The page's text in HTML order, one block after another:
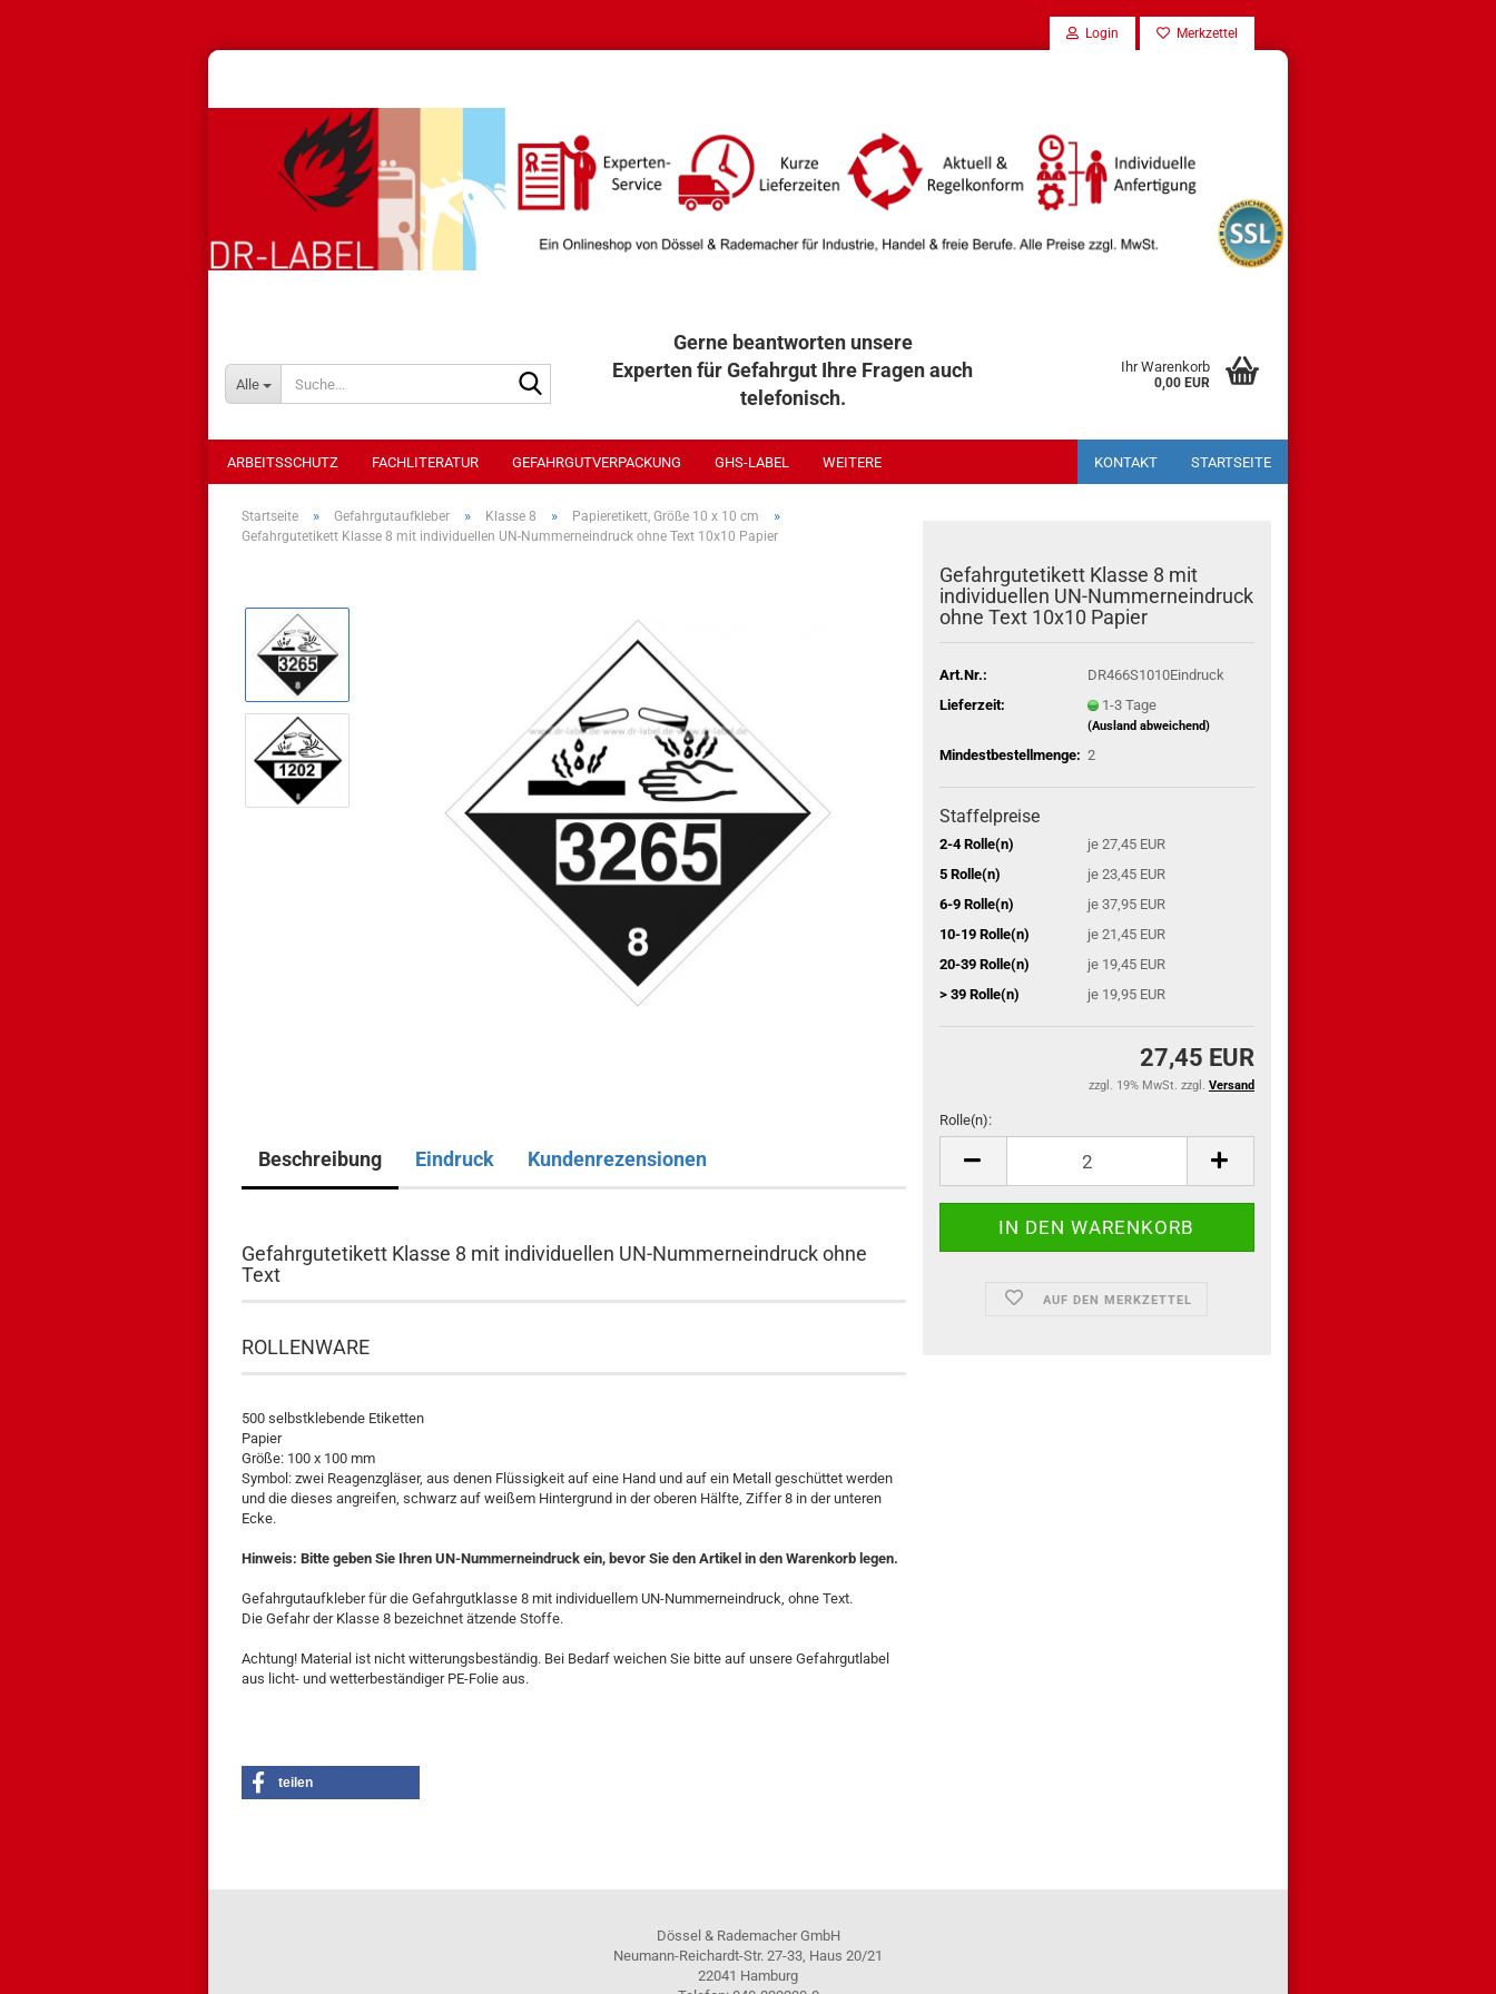
Login Merkzettel
Alle
Gerne beantworten unsere
Experten für Gefahrgut Ihre Fragen auch
telefonisch.
Ihr Warenkorb
0,00 EUR
ARBEITSSCHUTZ FACHLITERATUR GEFAHRGUTVERPACKUNG GHS-LABEL KONTAKT STARTSEITE
WEITERE
Startseite » Gefahrgutaufkleber » Klasse 8 » Papieretikett, Größe 10 x 10 cm »
Gefahrgutetikett Klasse 8 mit individuellen UN-Nummerneindruck ohne Text 10x10 Papier
Gefahrgutetikett Klasse 8 mit
individuellen UN-Nummerneindruck
ohne Text 10x10 Papier
Art.Nr.:
DR466S1010Eindruck
Lieferzeit:
1-3 Tage
(Ausland abweichend)
Mindestbestellmenge: 2
Staffelpreise
2-4 Rolle(n)
je 27,45 EUR
5 Rolle(n)
je 23,45 EUR
6-9 Rolle(n)
je 37,95 EUR
10-19 Rolle(n)
je 21,45 EUR
20-39 Rolle(n)
je 19,45 EUR
> 39 Rolle(n)
je 19,95 EUR
27,45 EUR
zzgl. 19% MwSt. zzgl. Versand
Rolle(n):
Rolle(n)
AUF DEN MERKZETTEL
Beschreibung Eindruck Kundenrezensionen
Gefahrgutetikett Klasse 8 mit individuellen UN-Nummerneindruck ohne
Text
ROLLENWARE
500 selbstklebende Etiketten
Papier
Größe: 100 x 100 mm
Symbol: zwei Reagenzgläser, aus denen Flüssigkeit auf eine Hand und auf ein Metall geschüttet werden
und die dieses angreifen, schwarz auf weißem Hintergrund in der oberen Hälfte, Ziffer 8 in der unteren
Ecke.
Hinweis: Bitte geben Sie Ihren UN-Nummerneindruck ein, bevor Sie den Artikel in den Warenkorb legen.
Gefahrgutaufkleber für die Gefahrgutklasse 8 mit individuellem UN-Nummerneindruck, ohne Text.
Die Gefahr der Klasse 8 bezeichnet ätzende Stoffe.
Achtung! Material ist nicht witterungsbeständig. Bei Bedarf weichen Sie bitte auf unsere Gefahrgutlabel
aus licht- und wetterbeständiger PE-Folie aus.
teilen
Dössel & Rademacher GmbH
Neumann-Reichardt-Str. 27-33, Haus 20/21
22041 Hamburg